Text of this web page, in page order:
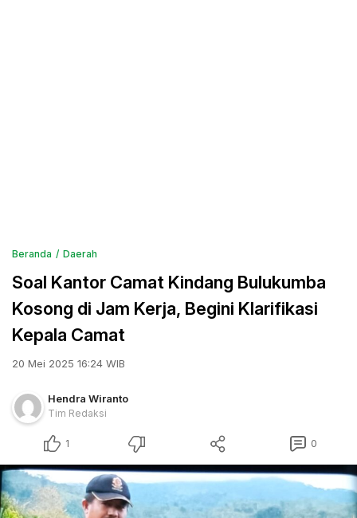
Beranda Daerah
Soal Kantor Camat Kindang Bulukumba
Kosong di Jam Kerja, Begini Klarifikasi
Kepala Camat
20 Mei 2025 16:24 WIB
Hendra Wiranto
Tim Redaksi
1 0